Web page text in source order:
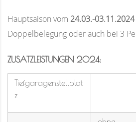
Hauptsaison vom 24.03.-03.11.2024
Doppelbelegung oder auch bei 3
ZUSATZLEISTUNGEN 2024:
Tiefgaragenstellplat
z